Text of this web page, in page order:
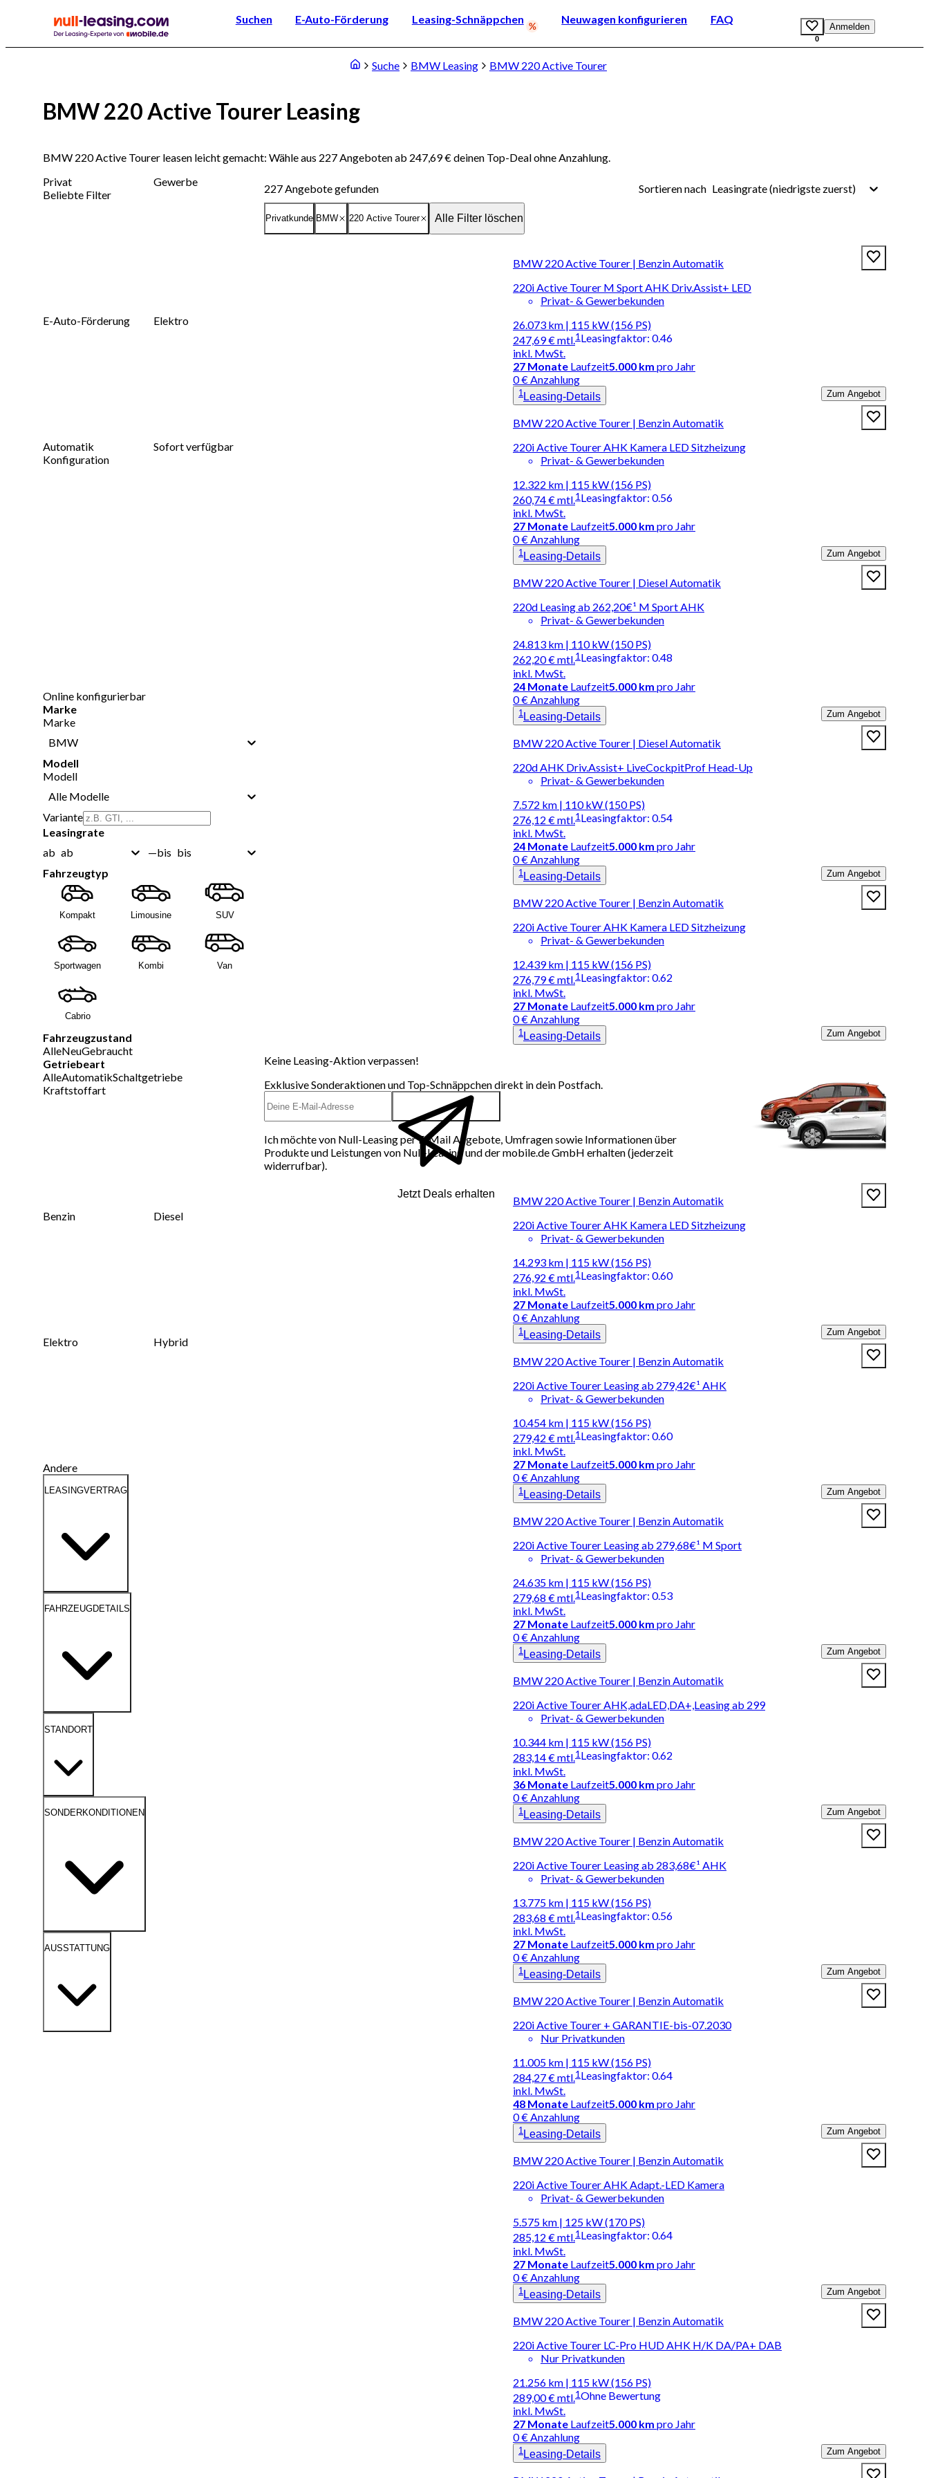
Suchen E-Auto-Förderung Leasing-Schnäppchen Neuwagen konfigurieren FAQ
0
Anmelden
Suche BMW Leasing BMW 220 Active Tourer
BMW 220 Active Tourer Leasing
BMW 220 Active Tourer leasen leicht gemacht: Wähle aus 227 Angeboten ab 247,69 € deinen Top-Deal ohne Anzahlung.
Privat
Gewerbe
Beliebte Filter
E-Auto-Förderung Elektro
Automatik
Sofort verfügbar
Konfiguration
Online konfigurierbar
Marke
Marke
BMW
Modell
Modell
Alle Modelle
Variante
Leasingrate
ab ab —bis bis
Fahrzeugtyp
Kompakt Limousine SUV
Sportwagen Kombi Van
Cabrio
Fahrzeugzustand
AlleNeuGebraucht
Getriebeart
AlleAutomatikSchaltgetriebe
Kraftstoffart
Benzin Diesel
Elektro Hybrid
Andere
LEASINGVERTRAG
FAHRZEUGDETAILS
STANDORT
SONDERKONDITIONEN
AUSSTATTUNG
227Angebote gefunden Sortieren nach Leasingrate (niedrigste zuerst)
Privatkunde BMW 220 Active Tourer Alle Filter löschen
BMW 220 Active Tourer | Benzin Automatik
220i Active Tourer M Sport AHK Driv.Assist+ LED
Privat- & Gewerbekunden
26.073 km | 115 kW (156 PS)
247,69 €mtl.1
inkl. MwSt.
Leasingfaktor: 0.46
27 Monate Laufzeit5.000 km pro Jahr
0 € Anzahlung
1 Leasing-Details Zum Angebot
BMW 220 Active Tourer | Benzin Automatik
220i Active Tourer AHK Kamera LED Sitzheizung
Privat- & Gewerbekunden
12.322 km | 115 kW (156 PS)
260,74 €mtl.1
inkl. MwSt.
Leasingfaktor: 0.56
27 Monate Laufzeit5.000 km pro Jahr
0 € Anzahlung
1 Leasing-Details Zum Angebot
BMW 220 Active Tourer | Diesel Automatik
220d Leasing ab 262,20€¹ M Sport AHK
Privat- & Gewerbekunden
24.813 km | 110 kW (150 PS)
262,20 €mtl.1
inkl. MwSt.
Leasingfaktor: 0.48
24 Monate Laufzeit5.000 km pro Jahr
0 € Anzahlung
1 Leasing-Details Zum Angebot
BMW 220 Active Tourer | Diesel Automatik
220d AHK Driv.Assist+ LiveCockpitProf Head-Up
Privat- & Gewerbekunden
7.572 km | 110 kW (150 PS)
276,12 €mtl.1
inkl. MwSt.
Leasingfaktor: 0.54
24 Monate Laufzeit5.000 km pro Jahr
0 € Anzahlung
1 Leasing-Details Zum Angebot
BMW 220 Active Tourer | Benzin Automatik
220i Active Tourer AHK Kamera LED Sitzheizung
Privat- & Gewerbekunden
12.439 km | 115 kW (156 PS)
276,79 €mtl.1
inkl. MwSt.
Leasingfaktor: 0.62
27 Monate Laufzeit5.000 km pro Jahr
0 € Anzahlung
1 Leasing-Details Zum Angebot
Keine Leasing-Aktion verpassen!
Exklusive Sonderaktionen und Top-Schnäppchen direkt in dein Postfach.
Jetzt Deals erhalten
Ich möchte von Null-Leasing per E-Mail Angebote, Umfragen sowie Informationen über
Produkte und Leistungen von Null-Leasing und der mobile.de GmbH erhalten (jederzeit
widerrufbar).
BMW 220 Active Tourer | Benzin Automatik
220i Active Tourer AHK Kamera LED Sitzheizung
Privat- & Gewerbekunden
14.293 km | 115 kW (156 PS)
276,92 €mtl.1
inkl. MwSt.
Leasingfaktor: 0.60
27 Monate Laufzeit5.000 km pro Jahr
0 € Anzahlung
1 Leasing-Details Zum Angebot
BMW 220 Active Tourer | Benzin Automatik
220i Active Tourer Leasing ab 279,42€¹ AHK
Privat- & Gewerbekunden
10.454 km | 115 kW (156 PS)
279,42 €mtl.1
inkl. MwSt.
Leasingfaktor: 0.60
27 Monate Laufzeit5.000 km pro Jahr
0 € Anzahlung
1 Leasing-Details Zum Angebot
BMW 220 Active Tourer | Benzin Automatik
220i Active Tourer Leasing ab 279,68€¹ M Sport
Privat- & Gewerbekunden
24.635 km | 115 kW (156 PS)
279,68 €mtl.1
inkl. MwSt.
Leasingfaktor: 0.53
27 Monate Laufzeit5.000 km pro Jahr
0 € Anzahlung
1Leasing-Details Zum Angebot
BMW 220 Active Tourer | Benzin Automatik
220i Active Tourer AHK,adaLED,DA+,Leasing ab 299
Privat- & Gewerbekunden
10.344 km | 115 kW (156 PS)
283,14 €mtl.1
inkl. MwSt.
Leasingfaktor: 0.62
36 Monate Laufzeit5.000 km pro Jahr
0 € Anzahlung
1 Leasing-Details Zum Angebot
BMW 220 Active Tourer | Benzin Automatik
220i Active Tourer Leasing ab 283,68€¹ AHK
Privat- & Gewerbekunden
13.775 km | 115 kW (156 PS)
283,68 €mtl.1
inkl. MwSt.
Leasingfaktor: 0.56
27 Monate Laufzeit5.000 km pro Jahr
0 € Anzahlung
1 Leasing-Details Zum Angebot
BMW 220 Active Tourer | Benzin Automatik
220i Active Tourer + GARANTIE-bis-07.2030
Nur Privatkunden
11.005 km | 115 kW (156 PS)
284,27 €mtl.1
inkl. MwSt.
Leasingfaktor: 0.64
48 Monate Laufzeit5.000 km pro Jahr
0 € Anzahlung
1Leasing-Details Zum Angebot
BMW 220 Active Tourer | Benzin Automatik
220i Active Tourer AHK Adapt.-LED Kamera
Privat- & Gewerbekunden
5.575 km | 125 kW (170 PS)
285,12 €mtl.1
inkl. MwSt.
Leasingfaktor: 0.64
27 Monate Laufzeit5.000 km pro Jahr
0 € Anzahlung
1 Leasing-Details Zum Angebot
BMW 220 Active Tourer | Benzin Automatik
220i Active Tourer LC-Pro HUD AHK H/K DA/PA+ DAB
Nur Privatkunden
21.256 km | 115 kW (156 PS)
289,00 €mtl.1
inkl. MwSt.
Ohne Bewertung
27 Monate Laufzeit5.000 km pro Jahr
0 € Anzahlung
1 Leasing-Details Zum Angebot